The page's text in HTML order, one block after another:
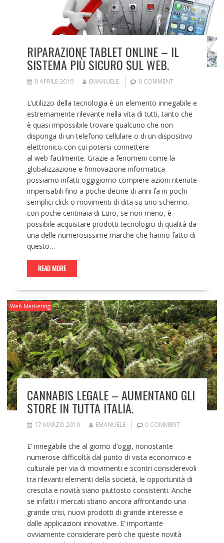
RIPARAZIONE TABLET ONLINE – IL
SISTEMA PIÙ SICURO SUL WEB.
9 APRILE 2019 EMANUELE 0 COMMENT
L’utilizzo della tecnologia è un elemento innegabile e
estremamente rilevante nella vita di tutti, tanto che
è quasi impossibile trovare qualcuno che non
disponga di un telefono cellulare o di un dispositivo
elettronico con cui potersi connettere
al web facilmente. Grazie a fenomeni come la
globalizzazione e l’innovazione informatica
possiamo infatti oggigiorno compiere azioni ritenute
impensabili fino a poche decine di anni fa in pochi
semplici click o movimenti di dita su uno schermo.
con poche centinaia di Euro, se non meno, è
possibile acquistare prodotti tecnologici di qualità da
una delle numerosissime marche che hanno fatto di
questo…
READ MORE
Web Marketing
CANNABIS LEGALE – AUMENTANO GLI
STORE IN TUTTA ITALIA.
17 MARZO 2019 EMANUELE 0 COMMENT
E’ innegabile che al giorno d’oggi, nonostante
numerose difficoltà dal punto di vista economico e
culturale per via di movimenti e scontri considerevoli
tra rilevanti elementi della società, le opportunità di
crescita e novità siano piuttosto consistenti. Anche
se infatti i mercati stiano ancora affrontando una
grande crisi, nuovi prodotti di grande interesse e
dalle applicazioni innovative. E’ importante
ovviamente considerare però che queste novità